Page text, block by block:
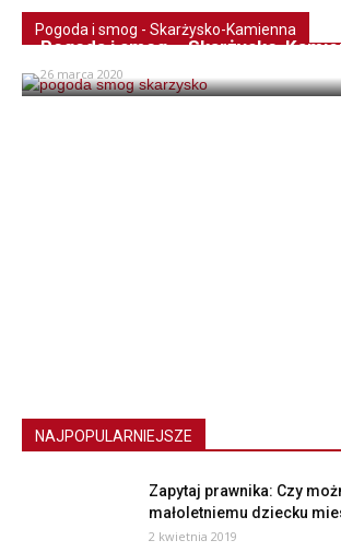
Pogoda i smog - Skarżysko-Kamienna
Pogoda i smog – Skarżysko-
26 marca 2020
NAJPOPULARNIEJSZE
Zapytaj prawnika: Czy
małoletniemu dziecku
2 kwietnia 2019